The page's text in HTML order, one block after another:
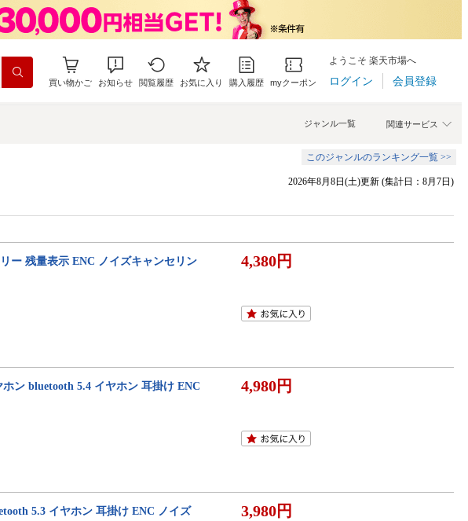
買い物かご お知らせ 閲覧履歴 お気に入り 購入履歴 myクーポン
ようこそ 楽天市場へ
ログイン 会員登録
関連サービス
ジャンル一覧
このジャンルのランキング一覧 >>
2026年8月8日(土)更新 (集計日：8月7日)
ー 残量表示 ENC ノイズキャンセリン
4,380円
ン bluetooth 5.4 イヤホン 耳掛け ENC
4,980円
5.3 イヤホン 耳掛け ENC ノイズ
3,980円